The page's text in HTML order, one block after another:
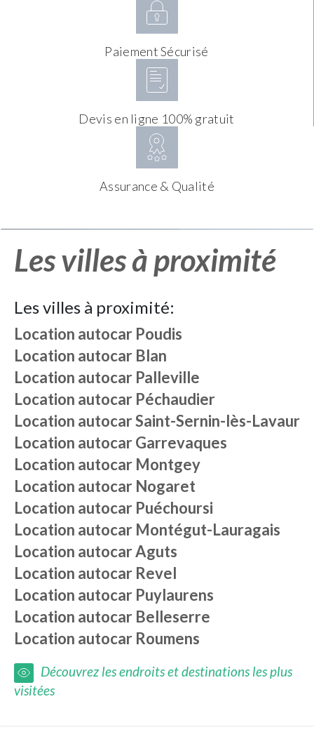
Paiement Sécurisé
Devis en ligne 100% gratuit
Assurance & Qualité
Les villes à proximité
Les villes à proximité:
Location autocar Poudis
Location autocar Blan
Location autocar Palleville
Location autocar Péchaudier
Location autocarSaint-Sernin-lès-Lavaur
Location autocarGarrevaques
Location autocar Montgey
Location autocar Nogaret
Location autocar Puéchoursi
Location autocar Montégut-Lauragais
Location autocarAguts
Location autocar Revel
Location autocar Puylaurens
Location autocar Belleserre
Location autocar Roumens
Découvrez les endroits et destinations les plus
visitées